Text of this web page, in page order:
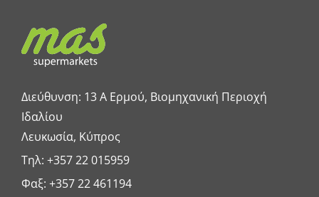
Διεύθυνση: 13 A Ερμού, Βιομηχανική Περιοχή
Ιδαλίου
Λευκωσία, Κύπρος
Τηλ: +357 22 015959
Φαξ: +357 22 461194